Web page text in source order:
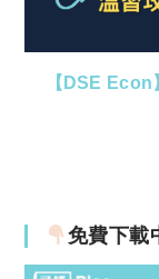
【DSE
免費下載